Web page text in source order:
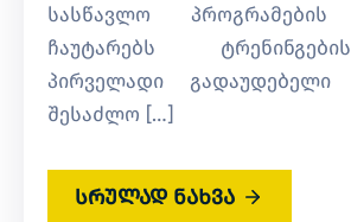
სასწავლო პროგრამების
ჩაუტარებს
პირველადი გადაუდებელი
შესაძლო […]
სრულად ნახვა